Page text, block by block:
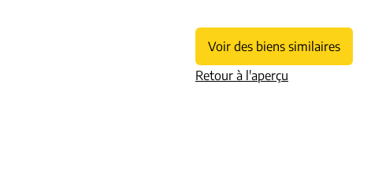
Voir des biens similaires
Retour à l'aperçu